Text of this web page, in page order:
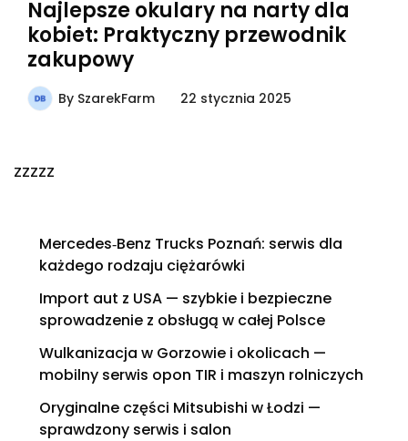
Najlepsze okulary na narty dla
kobiet: Praktyczny przewodnik
zakupowy
By SzarekFarm 22 stycznia 2025
zzzzz
Mercedes‑Benz Trucks Poznań: serwis dla
każdego rodzaju ciężarówki
Import aut z USA — szybkie i bezpieczne
sprowadzenie z obsługą w całej Polsce
Wulkanizacja w Gorzowie i okolicach —
mobilny serwis opon TIR i maszyn rolniczych
Oryginalne części Mitsubishi w Łodzi —
sprawdzony serwis i salon